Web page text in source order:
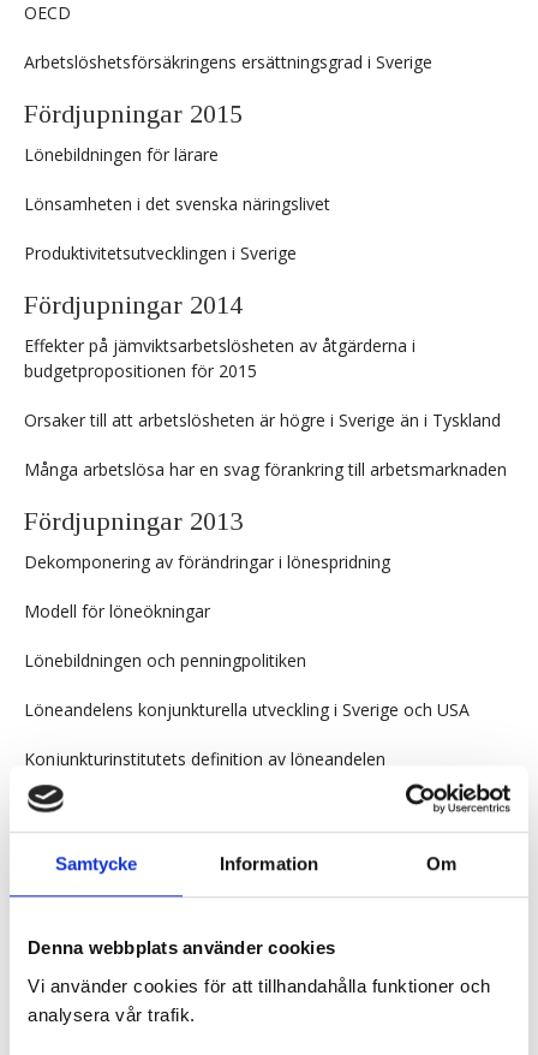
Samtycke Information Om
Denna webbplats använder cookies
Vi använder cookies för att tillhandahålla funktioner och
analysera vår trafik.
OECD
Arbetslöshetsförsäkringens ersättningsgrad i Sverige
Fördjupningar 2015
Lönebildningen för lärare
Lönsamheten i det svenska näringslivet
Produktivitetsutvecklingen i Sverige
Fördjupningar 2014
Effekter på jämviktsarbetslösheten av åtgärderna i
budgetpropositionen för 2015
Orsaker till att arbetslösheten är högre i Sverige än i Tyskland
Många arbetslösa har en svag förankring till arbetsmarknaden
Fördjupningar 2013
Dekomponering av förändringar i lönespridning
Modell för löneökningar
Lönebildningen och penningpolitiken
Löneandelens konjunkturella utveckling i Sverige och USA
Konjunkturinstitutets definition av löneandelen
Dekomponering av löneskillnader
Fördjupningar 2012
Arbetsmarknadens parter och jämviktsarbetslösheten
Lönsamheten hos företag i Sverige
Produktiviteten 2007–2011 och implikationer för framtiden